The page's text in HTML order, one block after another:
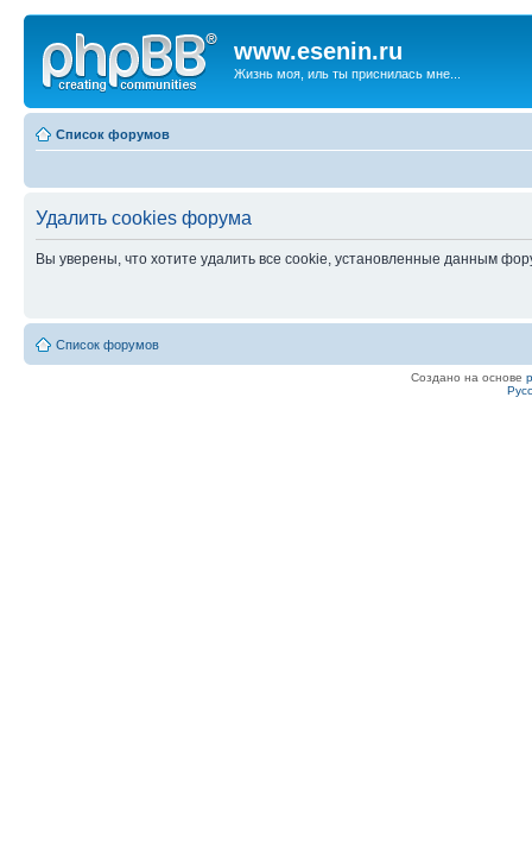
www.esenin.ru
Жизнь моя, иль ты приснилась мне...
Список форумов
Удалить cookies форума
Вы уверены, что хотите удалить все cookie, установленные данным
Список форумов
Создано на основе